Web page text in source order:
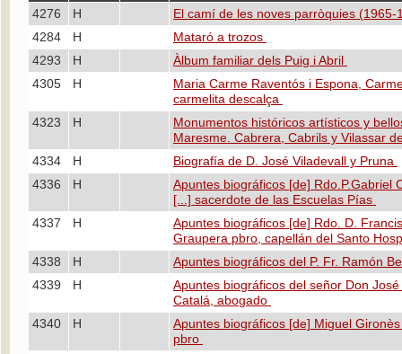
4276 H
El camí de les noves parròquies
4284
H
Mataró a trozos
4293
H
Àlbum familiar dels Puig i Abril
4305
H
Maria Carme Raventós i Espona,
carmelita descalça
4323
H
Monumentos históricos artísticos y
Maresme. Cabrera, Cabrils y Vilassar
4334
H
Biografía de D. José Viladevall y Pruna
4336
H
Apuntes biográficos [de] Rdo.P.Gabriel
[...] sacerdote de las Escuelas Pías
4337
H
Apuntes biográficos [de] Rdo. D.
Graupera pbro, capellán del Santo
4338
H
Apuntes biográficos del P. Fr. Ramón
4339
H
Apuntes biográficos del señor Don
Catalá, abogado
4340
H
Apuntes biográficos [de] Miguel
pbro